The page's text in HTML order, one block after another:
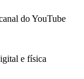
do YouTube
e física